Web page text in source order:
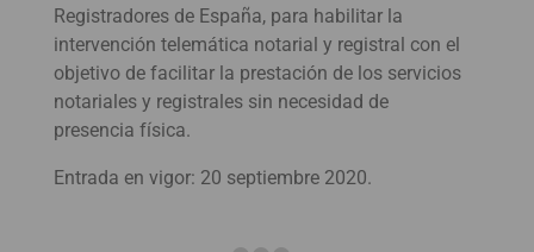
Registradores de España, para habilitar la
intervención telemática notarial y registral con el
objetivo de facilitar la prestación de los servicios
notariales y registrales sin necesidad de
presencia física.
Entrada en vigor: 20 septiembre 2020.